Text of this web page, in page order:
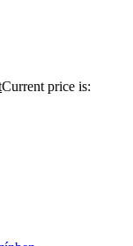
Current price is: